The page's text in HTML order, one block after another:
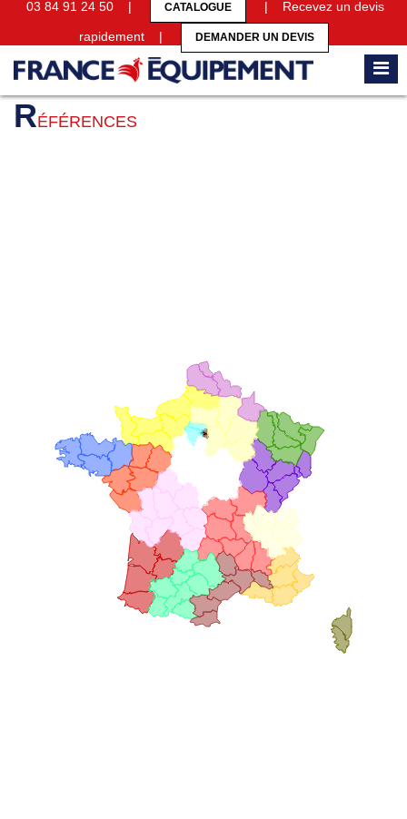
03 84 91 24 50 | CATALOGUE | Recevez un devis
rapidement | DEMANDER UN DEVIS
Accueil Références
RÉFÉRENCES